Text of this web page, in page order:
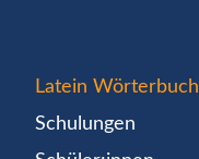
Latein Wörterbuch
Schulungen